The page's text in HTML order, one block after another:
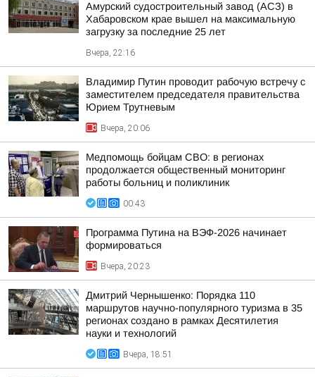
Амурский судостроительный завод (АСЗ) в
Хабаровском крае вышел на максимальную
загрузку за последние 25 лет
Вчера, 22:16
Владимир Путин проводит рабочую встречу с
заместителем председателя правительства
Юрием Трутневым
Вчера, 20:06
Медпомощь бойцам СВО: в регионах
продолжается общественный мониторинг
работы больниц и поликлиник
00:43
Программа Путина на ВЭФ-2026 начинает
формироваться
Вчера, 20:23
Дмитрий Чернышенко: Порядка 110
маршрутов научно-популярного туризма в 35
регионах создано в рамках Десятилетия
науки и технологий
Вчера, 18:51